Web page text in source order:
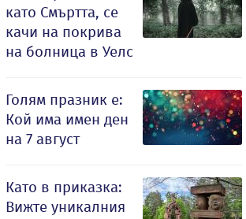
като Смъртта, се
качи на покрива
на болница в Уелс
Голям празник е:
Кой има имен ден
на 7 август
Като в приказка:
Вижте уникалния